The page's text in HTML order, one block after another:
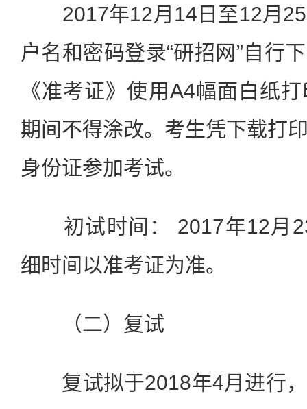
2017年12月14日至12月25
户名和密码登录“研招网”自行
《准考证》使用A4幅面白纸
期间不得涂改。考生凭下载打
身份证参加考试。
初试时间： 2017年12月
细时间以准考证为准。
（二）复试
复试拟于2018年4月进行，